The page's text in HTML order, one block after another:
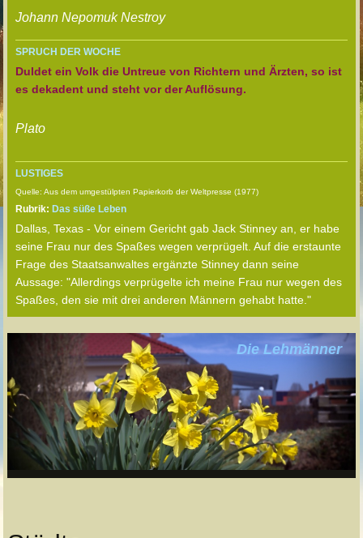
Johann Nepomuk Nestroy
SPRUCH DER WOCHE
Duldet ein Volk die Untreue von Richtern und Ärzten, so ist
es dekadent und steht vor der Auflösung.
Plato
LUSTIGES
Quelle: Aus dem umgestülpten Papierkorb der Weltpresse (1977)
Rubrik: Das süße Leben
Dallas, Texas - Vor einem Gericht gab Jack Stinney an, er habe
seine Frau nur des Spaßes wegen verprügelt. Auf die erstaunte
Frage des Staatsanwaltes ergänzte Stinney dann seine
Aussage: "Allerdings verprügelte ich meine Frau nur wegen des
Spaßes, den sie mit drei anderen Männern gehabt hatte."
Die Lehmänner